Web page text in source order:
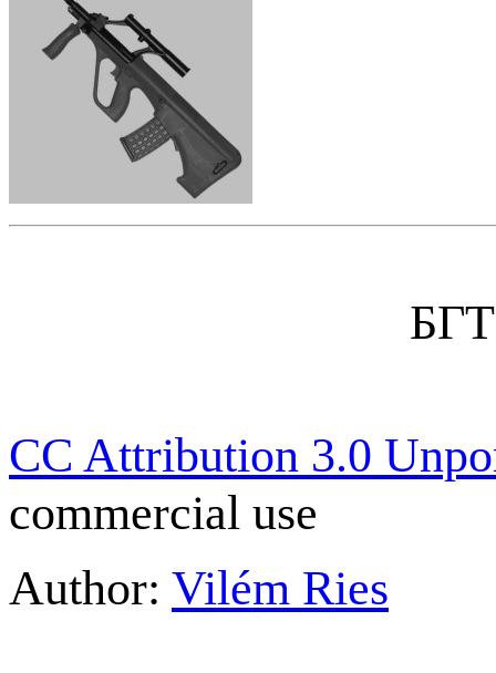
CC Attribution 3.0
commercial use
Author: Vilém Ries